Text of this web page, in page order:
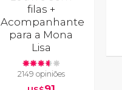
filas +
Acompanhante
para a Mona
Lisa
2149 opiniões